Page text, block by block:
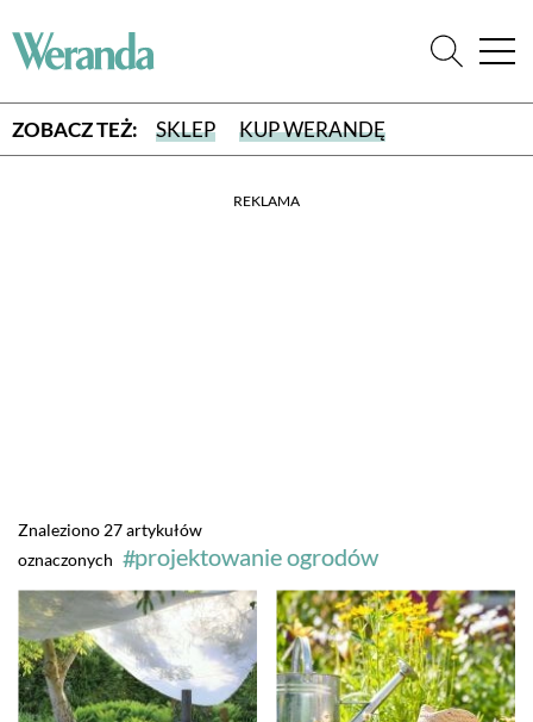
ZOBACZ TEŻ: SKLEP KUP WERANDĘ
REKLAMA
Znaleziono 27 artykułów
oznaczonych
projektowanie ogrodów